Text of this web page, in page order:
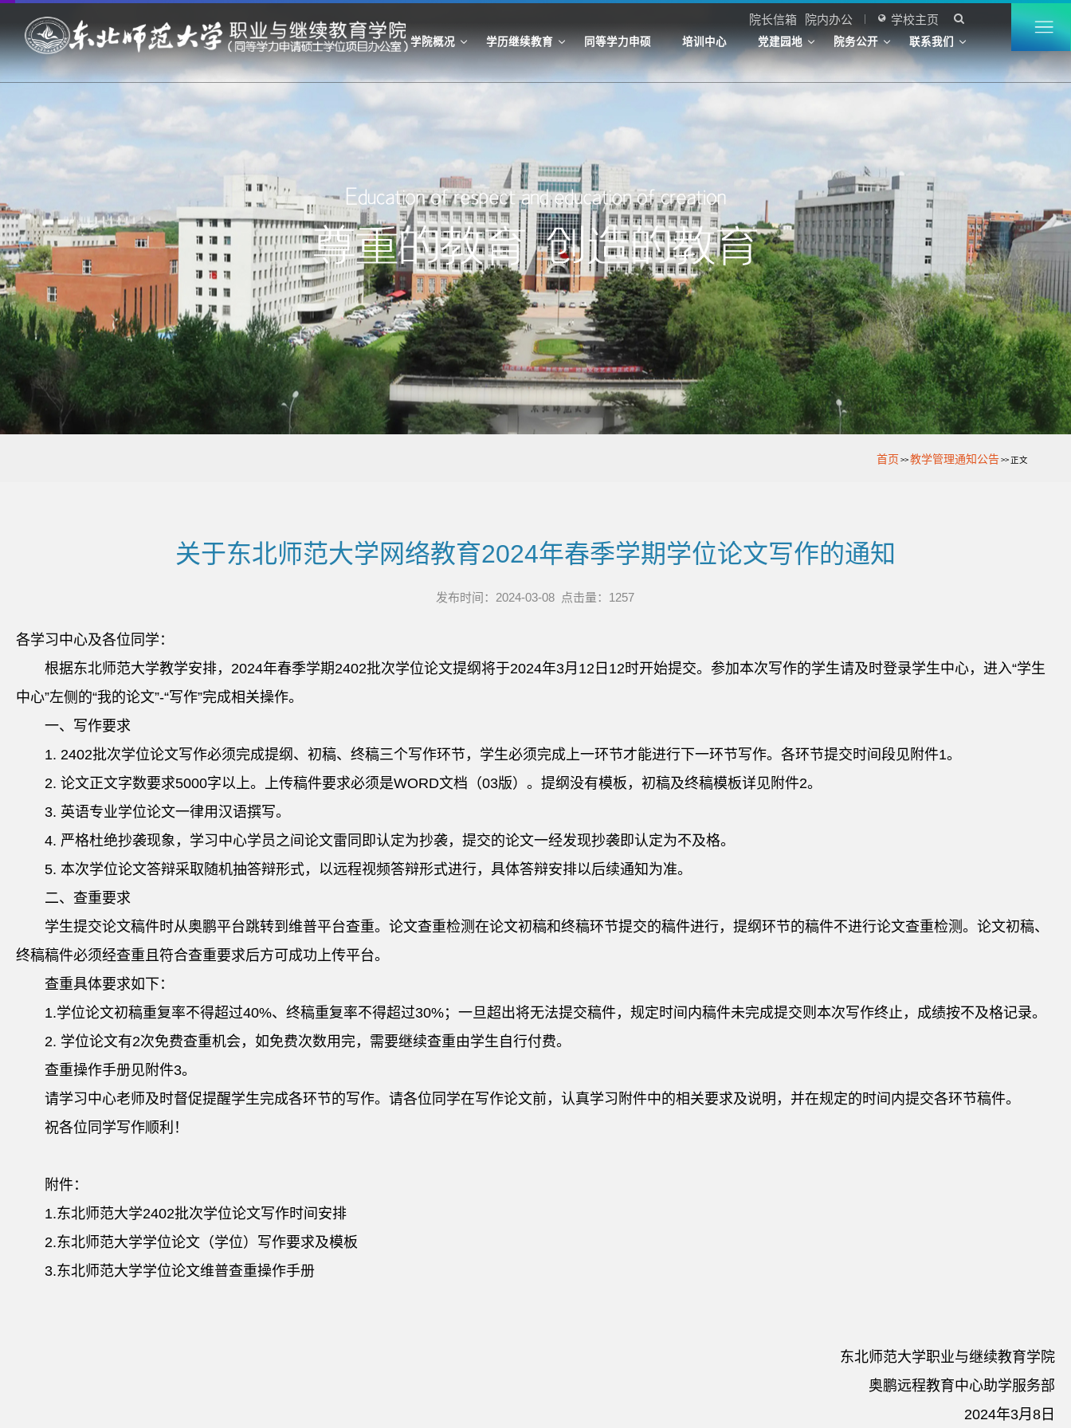
院长信箱 院内办公  学校主页 
学院概况 学历继续教育 同等学力申硕 培训中心 党建园地 院务公开 联系我们
首页 >>教学管理通知公告>> 正文
关于东北师范大学网络教育2024年春季学期学位论文写作的通知
发布时间：2024-03-08 点击量： 1257
各学习中心及各位同学：
根据东北师范大学教学安排，2024年春季学期2402批次学位论文提纲将于2024年3月12日12时开始提交。参加本次写作的学生请及时登录学生中心，进入“学生
中心”左侧的“我的论文”-“写作”完成相关操作。
一、写作要求
1. 2402批次学位论文写作必须完成提纲、初稿、终稿三个写作环节，学生必须完成上一环节才能进行下一环节写作。各环节提交时间段见附件1。
2. 论文正文字数要求5000字以上。上传稿件要求必须是WORD文档（03版）。提纲没有模板，初稿及终稿模板详见附件2。
3. 英语专业学位论文一律用汉语撰写。
4. 严格杜绝抄袭现象，学习中心学员之间论文雷同即认定为抄袭，提交的论文一经发现抄袭即认定为不及格。
5. 本次学位论文答辩采取随机抽答辩形式，以远程视频答辩形式进行，具体答辩安排以后续通知为准。
二、查重要求
学生提交论文稿件时从奥鹏平台跳转到维普平台查重。论文查重检测在论文初稿和终稿环节提交的稿件进行，提纲环节的稿件不进行论文查重检测。论文初稿、
终稿稿件必须经查重且符合查重要求后方可成功上传平台。
查重具体要求如下：
1.学位论文初稿重复率不得超过40%、终稿重复率不得超过30%；一旦超出将无法提交稿件，规定时间内稿件未完成提交则本次写作终止，成绩按不及格记录。
2. 学位论文有2次免费查重机会，如免费次数用完，需要继续查重由学生自行付费。
查重操作手册见附件3。
请学习中心老师及时督促提醒学生完成各环节的写作。请各位同学在写作论文前，认真学习附件中的相关要求及说明，并在规定的时间内提交各环节稿件。
祝各位同学写作顺利！
附件：
1.东北师范大学2402批次学位论文写作时间安排
2.东北师范大学学位论文（学位）写作要求及模板
3.东北师范大学学位论文维普查重操作手册
东北师范大学职业与继续教育学院
奥鹏远程教育中心助学服务部
2024年3月8日